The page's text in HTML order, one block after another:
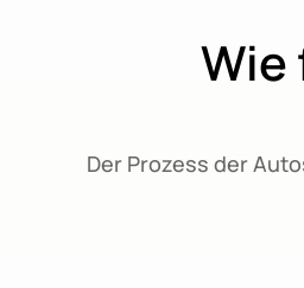
Wie
Der Prozess der